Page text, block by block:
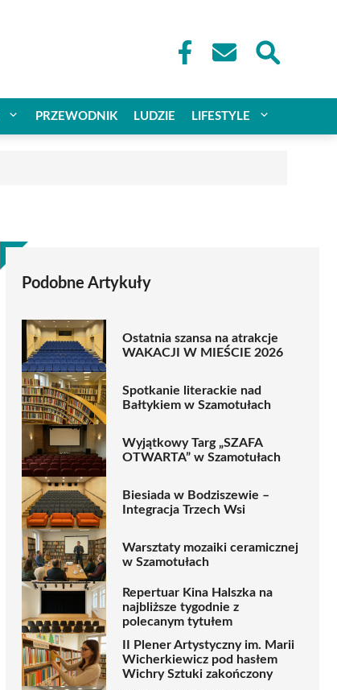
PRZEWODNIK LUDZIE LIFESTYLE
Podobne Artykuły
Ostatnia szansa na atrakcje
WAKACJI W MIEŚCIE 2026
Spotkanie literackie nad
Bałtykiem w Szamotułach
Wyjątkowy Targ „SZAFA
OTWARTA” w Szamotułach
Biesiada w Bodziszewie –
Integracja Trzech Wsi
Warsztaty mozaiki ceramicznej
w Szamotułach
Repertuar Kina Halszka na
najbliższe tygodnie z
polecanym tytułem
II Plener Artystyczny im. Marii
Wicherkiewicz pod hasłem
Wichry Sztuki zakończony